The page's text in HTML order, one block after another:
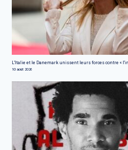
L'Italie et le Danemark unissent leurs forces contre «
10 août 2026